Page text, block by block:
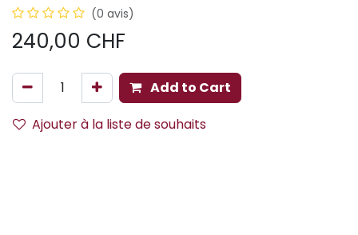
(0 avis)
240,00 CHF
Add to Cart
Ajouter à la liste de souhaits